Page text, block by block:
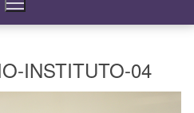
INSTITUTO-04